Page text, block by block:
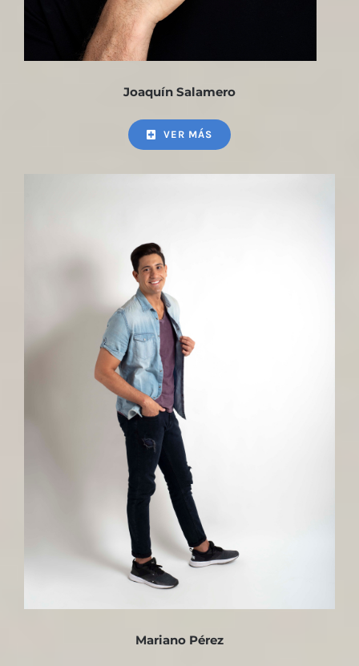
Joaquín Salamero
VER MÁS
Mariano Pérez